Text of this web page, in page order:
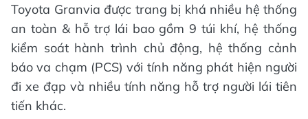
Toyota Granvia được trang bị khá nhiều hệ thống
an toàn & hỗ trợ lái bao gồm 9 túi khí, hệ thống
kiểm soát hành trình chủ động, hệ thống cảnh
báo va chạm (PCS) với tính năng phát hiện người
đi xe đạp và nhiều tính năng hỗ trợ người lái tiên
tiến khác.​